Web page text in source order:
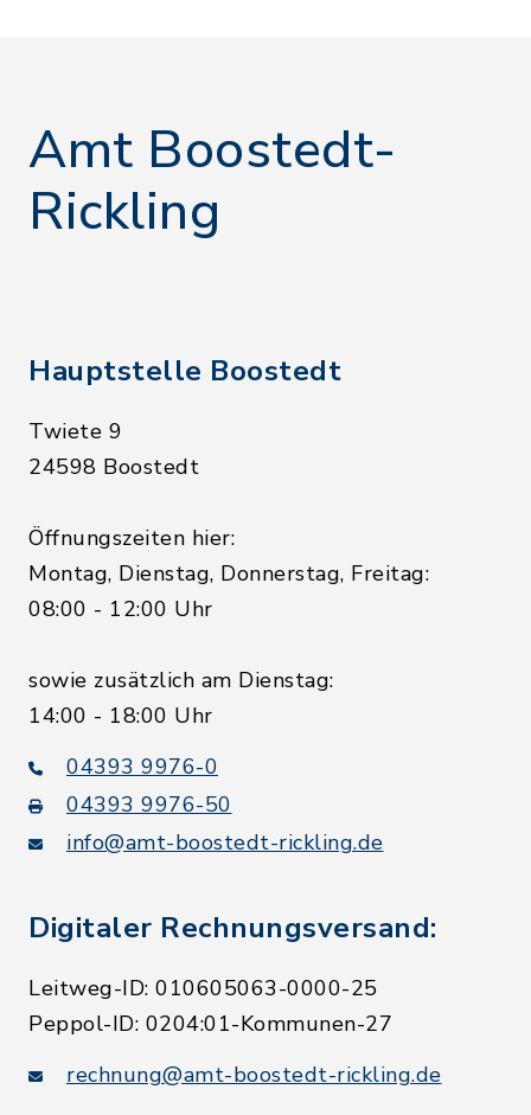
Amt Boostedt-
Rickling
Hauptstelle Boostedt
Twiete 9
24598 Boostedt
Öffnungszeiten hier:
Montag, Dienstag, Donnerstag, Freitag:
08:00 - 12:00 Uhr
sowie zusätzlich am Dienstag:
14:00 - 18:00 Uhr
04393 9976-0
04393 9976-50
info@amt-boostedt-rickling.de
Digitaler Rechnungsversand:
Leitweg-ID: 010605063-0000-25
Peppol-ID: 0204:01-Kommunen-27
rechnung@amt-boostedt-rickling.de